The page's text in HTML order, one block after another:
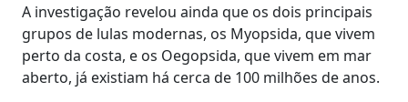
A investigação revelou ainda que os dois principais
grupos de lulas modernas, os Myopsida, que vivem
perto da costa, e os Oegopsida, que vivem em mar
aberto, já existiam há cerca de 100 milhões de anos.